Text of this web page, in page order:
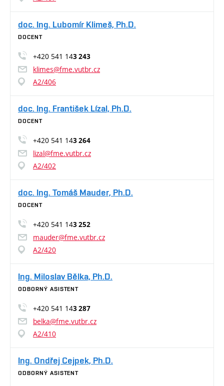
doc. Ing. Lubomír Klimeš, Ph.D.
DOCENT
+420 541 143 243
klimes@fme.vutbr.cz
A2/406
doc. Ing. František Lízal, Ph.D.
DOCENT
+420 541 143 264
lizal@fme.vutbr.cz
A2/402
doc. Ing. Tomáš Mauder, Ph.D.
DOCENT
+420 541 143 252
mauder@fme.vutbr.cz
A2/420
Ing. Miloslav Bělka, Ph.D.
ODBORNÝ ASISTENT
+420 541 143 287
belka@fme.vutbr.cz
A2/410
Ing. Ondřej Cejpek, Ph.D.
ODBORNÝ ASISTENT